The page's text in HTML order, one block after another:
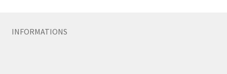
INFORMATIONS